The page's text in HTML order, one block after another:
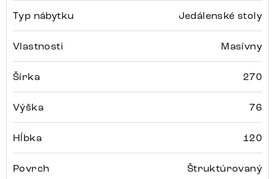
Typ nábytku Jedálenské stoly
Vlastnosti Masívny
Šírka 270
Výška 76
Hĺbka 120
Povrch Štruktúrovaný